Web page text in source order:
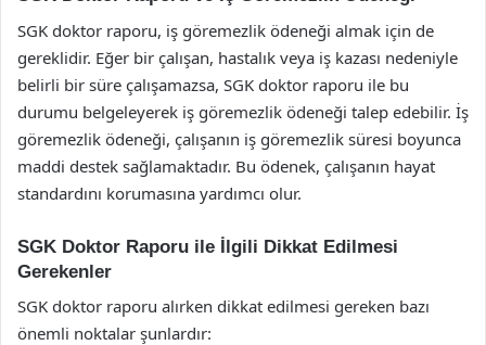
SGK doktor raporu, iş göremezlik ödeneği almak için de
gereklidir. Eğer bir çalışan, hastalık veya iş kazası nedeniyle
belirli bir süre çalışamazsa, SGK doktor raporu ile bu
durumu belgeleyerek iş göremezlik ödeneği talep edebilir. İş
göremezlik ödeneği, çalışanın iş göremezlik süresi boyunca
maddi destek sağlamaktadır. Bu ödenek, çalışanın hayat
standardını korumasına yardımcı olur.
SGK Doktor Raporu ile İlgili Dikkat Edilmesi
Gerekenler
SGK doktor raporu alırken dikkat edilmesi gereken bazı
önemli noktalar şunlardır: